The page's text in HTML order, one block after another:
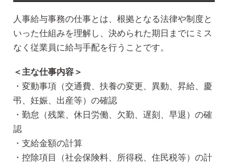
人事給与事務の仕事とは、根拠となる法律や制度と
いった仕組みを理解し、決められた期日までにミス
なく従業員に給与手配を行うことです。
＜主な仕事内容＞
・変動事項（交通費、扶養の変更、異動、昇給、慶
弔、妊娠、出産等）の確認
・勤怠（残業、休日労働、欠勤、遅刻、早退）の確
認
・支給金額の計算
・控除項目（社会保険料、所得税、住民税等）の計